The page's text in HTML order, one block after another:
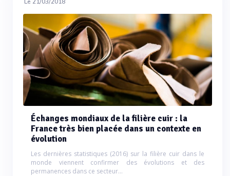
Échanges mondiaux de la filière cuir : la
France très bien placée dans un contexte en
évolution
Les dernières statistiques (2016) sur la filière cuir dans le
monde viennent confirmer des évolutions et des
permanences dans ce secteur…